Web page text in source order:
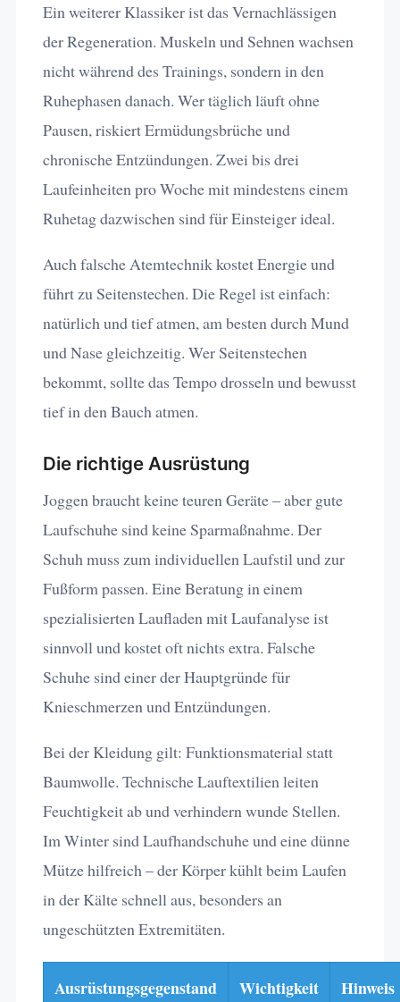
Ein weiterer Klassiker ist das Vernachlässigen
der Regeneration. Muskeln und Sehnen wachsen
nicht während des Trainings, sondern in den
Ruhephasen danach. Wer täglich läuft ohne
Pausen, riskiert Ermüdungsbrüche und
chronische Entzündungen. Zwei bis drei
Laufeinheiten pro Woche mit mindestens einem
Ruhetag dazwischen sind für Einsteiger ideal.
Auch falsche Atemtechnik kostet Energie und
führt zu Seitenstechen. Die Regel ist einfach:
natürlich und tief atmen, am besten durch Mund
und Nase gleichzeitig. Wer Seitenstechen
bekommt, sollte das Tempo drosseln und bewusst
tief in den Bauch atmen.
Die richtige Ausrüstung
Joggen braucht keine teuren Geräte – aber gute
Laufschuhe sind keine Sparmaßnahme. Der
Schuh muss zum individuellen Laufstil und zur
Fußform passen. Eine Beratung in einem
spezialisierten Laufladen mit Laufanalyse ist
sinnvoll und kostet oft nichts extra. Falsche
Schuhe sind einer der Hauptgründe für
Knieschmerzen und Entzündungen.
Bei der Kleidung gilt: Funktionsmaterial statt
Baumwolle. Technische Lauftextilien leiten
Feuchtigkeit ab und verhindern wunde Stellen.
Im Winter sind Laufhandschuhe und eine dünne
Mütze hilfreich – der Körper kühlt beim Laufen
in der Kälte schnell aus, besonders an
ungeschützten Extremitäten.
Ausrüstungsgegenstand Wichtigkeit Hinweis